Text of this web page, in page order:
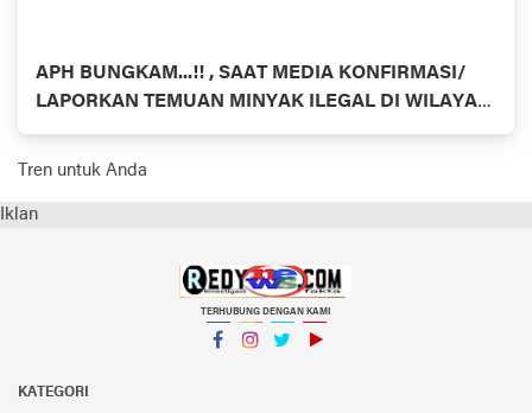
APH BUNGKAM...!! , SAAT MEDIA KONFIRMASI/
LAPORKAN TEMUAN MINYAK ILEGAL DI WILAYAH
HUKUM INHU- RIAU BEROPERASI SETIAP HARI
DENGAN PULUHAN COLT DIESEL
Tren untuk Anda
Iklan
TERHUBUNG DENGAN KAMI
KATEGORI